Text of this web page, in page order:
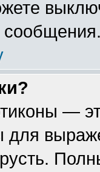
—
для